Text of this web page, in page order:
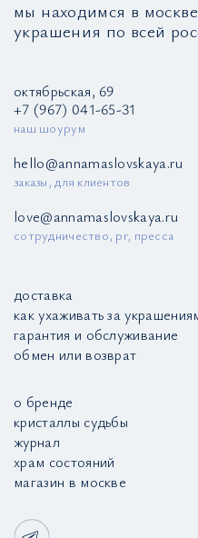
мы находимся в
украшения по всей
октябрьская, 69
+7 (967) 041-65-31
наш шоурум
hello@annamaslovskaya.ru
заказы, для клиентов
love@annamaslovskaya.ru
сотрудничество, pr, пресса
доставка
как ухаживать за
гарантия и обслуживание
обмен или возврат
о бренде
кристаллы судьбы
журнал
храм состояний
магазин в москве